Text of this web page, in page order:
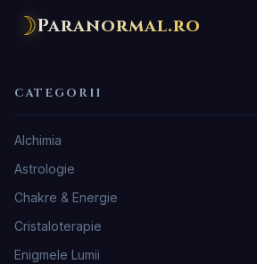
☽Paranormal.ro
CATEGORII
Alchimia
Astrologie
Chakre & Energie
Cristaloterapie
Enigmele Lumii